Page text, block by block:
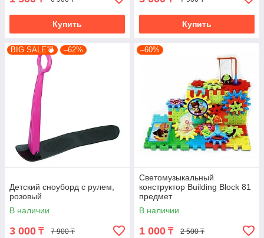
Купить Купить
BIG SALE💣 –62%
Детский сноуборд с рулем,
розовый
В наличии
3 000 ₸ 7 900 ₸
–60%
Светомузыкальный
конструктор Building Block 81
предмет
В наличии
1 000 ₸ 2 500 ₸